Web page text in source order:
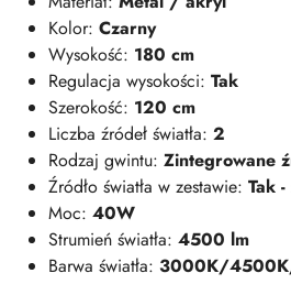
Kolor: Czarny
Wysokość: 180 cm
Regulacja wysokości: Tak
Szerokość: 120 cm
Liczba źródeł światła: 2
Rodzaj gwintu: Zintegrowane
Źródło światła w zestawie: Tak
Moc: 40W
Strumień światła: 4500 lm
Barwa światła: 3000K/